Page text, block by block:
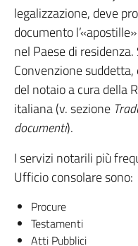
legalizzazione, deve
documento
nel Paese di
Convenzione
del notaio a cura della
italiana (v. sezione
documenti).
I servizi notarili più
Ufficio consolare sono:
Procure
Testamenti
Atti Pubblici